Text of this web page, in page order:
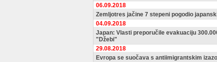
06.09.2018
Zemljotres jačine 7 stepeni pogodio
04.09.2018
Japan: Vlasti preporučile evakuaciju
"Džebi"
29.08.2018
Evropa se suočava s antiimigrantskim